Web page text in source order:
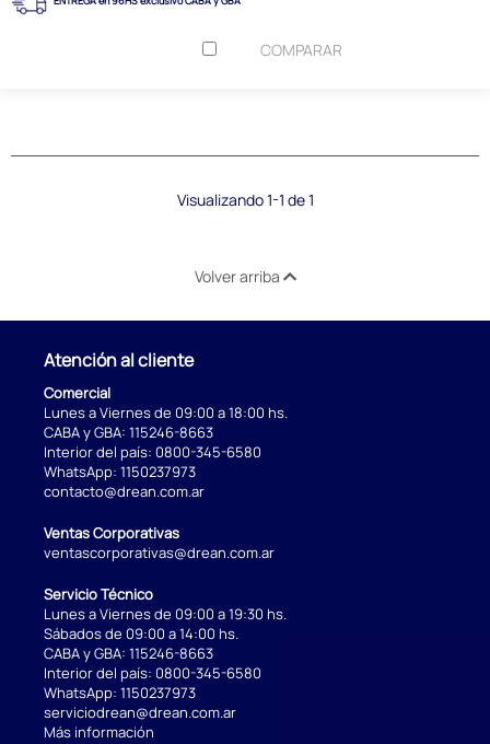
COMPARAR
Visualizando 1-1 de 1
Volver arriba
Atención al cliente
Comercial
Lunes a Viernes de 09:00 a 18:00 hs.
CABA y GBA: 115246-8663
Interior del país: 0800-345-6580
WhatsApp: 1150237973
contacto@drean.com.ar
Ventas Corporativas
ventascorporativas@drean.com.ar
Servicio Técnico
Lunes a Viernes de 09:00 a 19:30 hs.
Sábados de 09:00 a 14:00 hs.
CABA y GBA: 115246-8663
Interior del país: 0800-345-6580
WhatsApp: 1150237973
serviciodrean@drean.com.ar
Más información